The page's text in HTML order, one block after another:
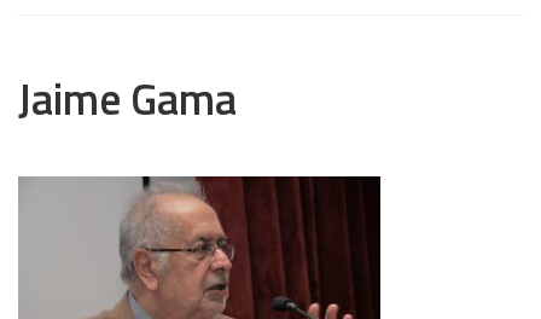
Jaime Gama